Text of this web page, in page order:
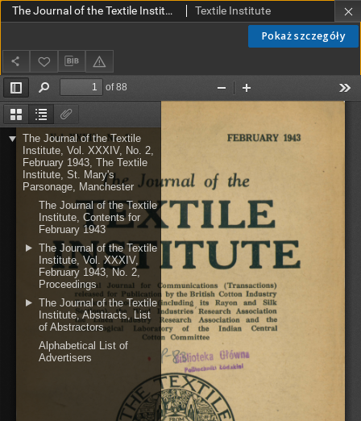
Pokaż szczegóły
The Journal of the Textile Institute Vol. XXXIV No.2 (1943) Textile Institute